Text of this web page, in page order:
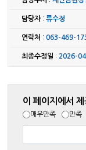
담당자:류수정
연락처 :063-469-
최종수정일 : 2026-
이 페이지에서
매우만족 만족